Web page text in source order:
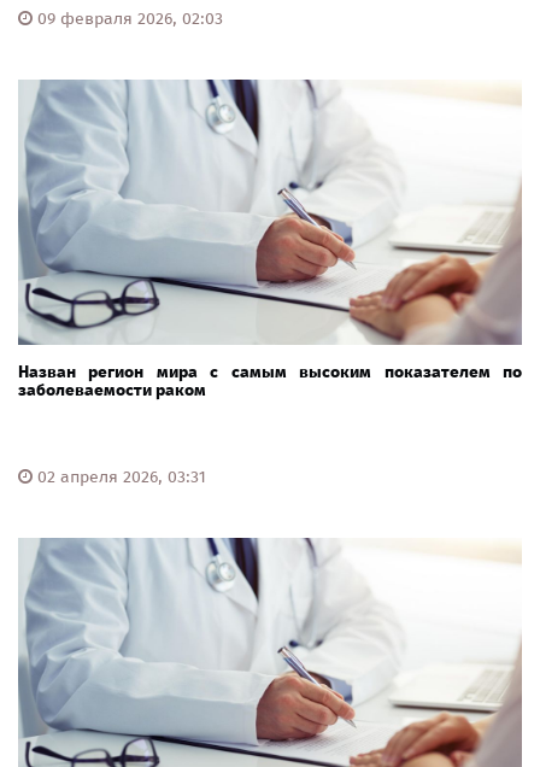
09 февраля 2026, 02:03
Назван регион мира с самым высоким показателем по
заболеваемости раком
02 апреля 2026, 03:31